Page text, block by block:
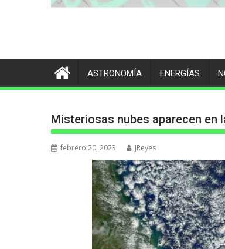
ASTRONOMÍA ENERGÍAS
Misteriosas nubes aparecen en
febrero 20, 2023 JReyes